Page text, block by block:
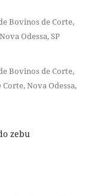
Bovinos de Corte,
Odessa, SP
Bovinos de Corte,
Corte, Nova Odessa,
zebu